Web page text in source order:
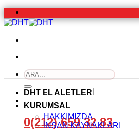
İçeriğe
atla
Ara:
0(212) 659 32 83
DHT EL ALETLERİ
KURUMSAL
HAKKIMIZDA
İNSAN KAYNAKLARI